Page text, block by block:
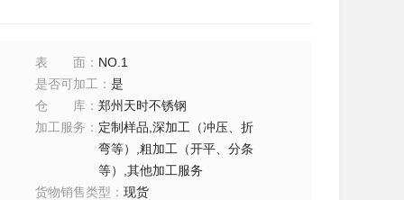
表面 ： NO.1
是否可加工 ：是
仓库 ：郑州天时不锈钢
加工服务 ： 定制样品,深加工（冲压、折
弯等）,粗加工（开平、分条
等）,其他加工服务
货物销售类型 ：现货